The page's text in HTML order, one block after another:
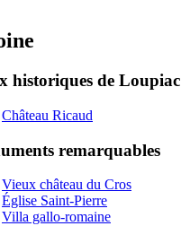
historiques de Loupiac
Château Ricaud
remarquables
Vieux château du Cros
Église Saint-Pierre
Villa gallo-romaine